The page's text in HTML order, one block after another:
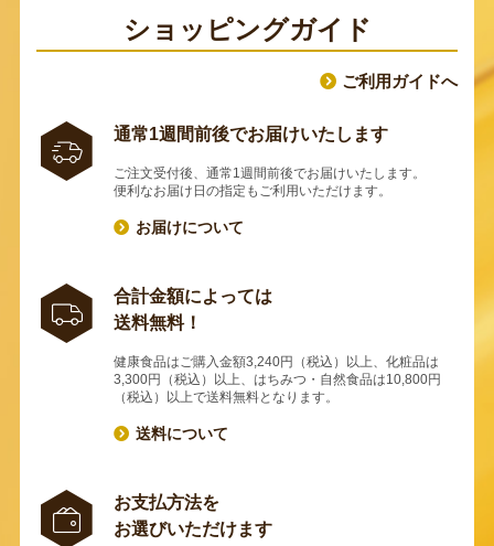
ショッピングガイド
ご利用ガイドへ
通常1週間前後でお届けいたします
ご注文受付後、通常1週間前後でお届けいたします。
便利なお届け日の指定もご利用いただけます。
お届けについて
合計金額によっては
送料無料！
健康食品はご購入金額3,240円（税込）以上、化粧品は
3,300円（税込）以上、はちみつ・自然食品は10,800円
（税込）以上で送料無料となります。
送料について
お支払方法を
お選びいただけます